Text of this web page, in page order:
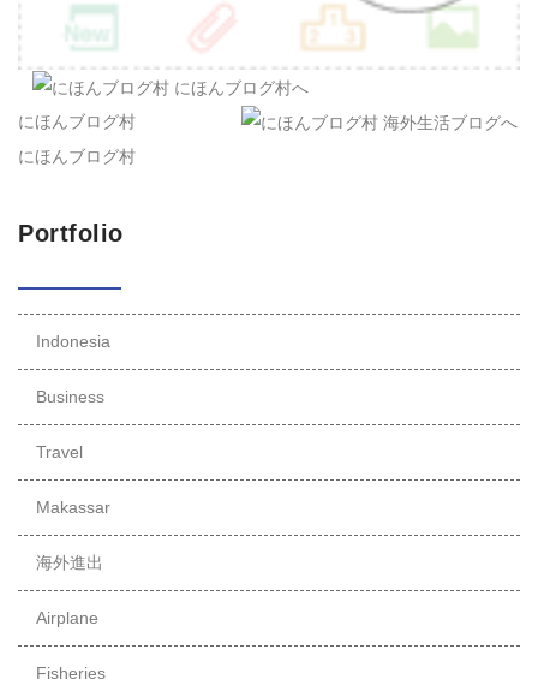
にほんブログ村
にほんブログ村
Portfolio
Indonesia
Business
Travel
Makassar
海外進出
Airplane
Fisheries